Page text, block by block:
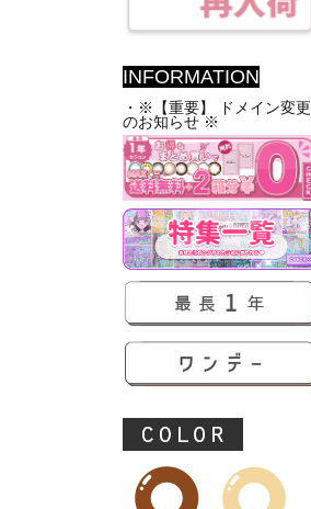
INFORMATION
・※【重要】 ドメイン変更
のお知らせ ※